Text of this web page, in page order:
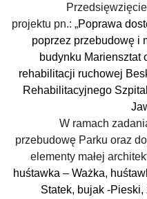
projektu pn.: „Poprawa
poprzez przebudowę i
budynku Mariensztat
rehabilitacji ruchowej
Rehabilitacyjnego
W ramach
przebudowę Parku oraz
elementy małej
huśtawka – Ważka,
Statek, bujak -